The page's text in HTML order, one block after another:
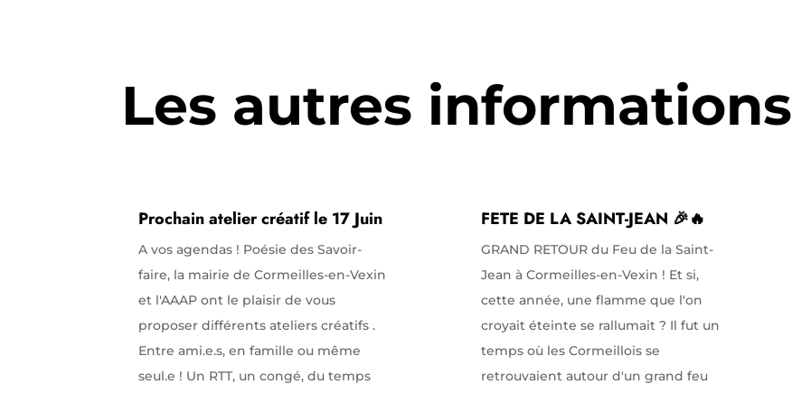
Les autres informations
Prochain atelier créatif le 17 Juin
A vos agendas ! Poésie des Savoir-
faire, la mairie de Cormeilles-en-Vexin
et l'AAAP ont le plaisir de vous
proposer différents ateliers créatifs .
Entre ami.e.s, en famille ou même
seul.e ! Un RTT, un congé, du temps
FETE DE LA SAINT-JEAN 🎉🔥
GRAND RETOUR du Feu de la Saint-
Jean à Cormeilles-en-Vexin ! Et si,
cette année, une flamme que l'on
croyait éteinte se rallumait ? Il fut un
temps où les Cormeillois se
retrouvaient autour d'un grand feu